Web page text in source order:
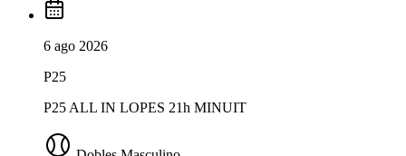
6 ago 2026
P25
P25 ALL IN LOPES 21h MINUIT